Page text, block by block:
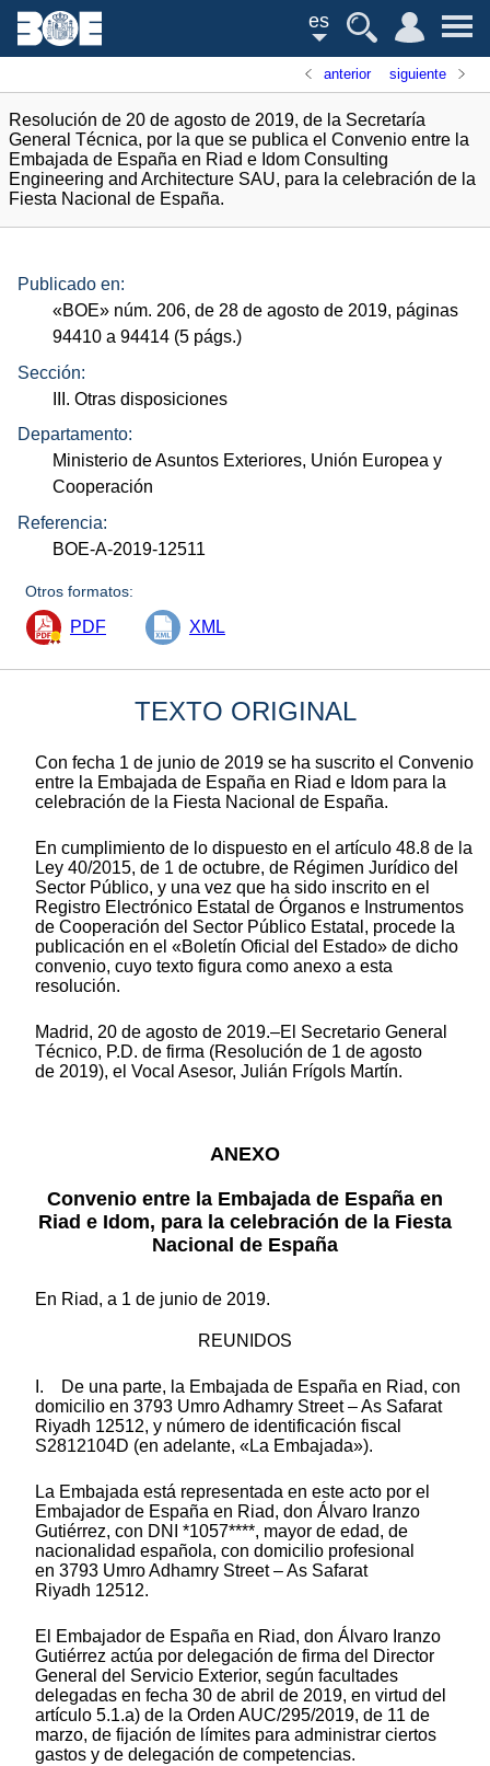
es
anterior siguiente
Resolución de 20 de agosto de 2019, de la Secretaría
General Técnica, por la que se publica el Convenio entre la
Embajada de España en Riad e Idom Consulting
Engineering and Architecture SAU, para la celebración de la
Fiesta Nacional de España.
Publicado en:
«BOE» núm. 206, de 28 de agosto de 2019, páginas
94410 a 94414 (5 págs.)
Sección:
III. Otras disposiciones
Departamento:
Ministerio de Asuntos Exteriores, Unión Europea y
Cooperación
Referencia:
BOE-A-2019-12511
Otros formatos:
PDF XML
TEXTO ORIGINAL
Con fecha 1 de junio de 2019 se ha suscrito el Convenio
entre la Embajada de España en Riad e Idom para la
celebración de la Fiesta Nacional de España.
En cumplimiento de lo dispuesto en el artículo 48.8 de la
Ley 40/2015, de 1 de octubre, de Régimen Jurídico del
Sector Público, y una vez que ha sido inscrito en el
Registro Electrónico Estatal de Órganos e Instrumentos
de Cooperación del Sector Público Estatal, procede la
publicación en el «Boletín Oficial del Estado» de dicho
convenio, cuyo texto figura como anexo a esta
resolución.
Madrid, 20 de agosto de 2019.–El Secretario General
Técnico, P.D. de firma (Resolución de 1 de agosto
de 2019), el Vocal Asesor, Julián Frígols Martín.
ANEXO
Convenio entre la Embajada de España en
Riad e Idom, para la celebración de la Fiesta
Nacional de España
En Riad, a 1 de junio de 2019.
REUNIDOS
I. De una parte, la Embajada de España en Riad, con
domicilio en 3793 Umro Adhamry Street – As Safarat
Riyadh 12512, y número de identificación fiscal
S2812104D (en adelante, «La Embajada»).
La Embajada está representada en este acto por el
Embajador de España en Riad, don Álvaro Iranzo
Gutiérrez, con DNI *1057****, mayor de edad, de
nacionalidad española, con domicilio profesional
en 3793 Umro Adhamry Street – As Safarat
Riyadh 12512.
El Embajador de España en Riad, don Álvaro Iranzo
Gutiérrez actúa por delegación de firma del Director
General del Servicio Exterior, según facultades
delegadas en fecha 30 de abril de 2019, en virtud del
artículo 5.1.a) de la Orden AUC/295/2019, de 11 de
marzo, de fijación de límites para administrar ciertos
gastos y de delegación de competencias.